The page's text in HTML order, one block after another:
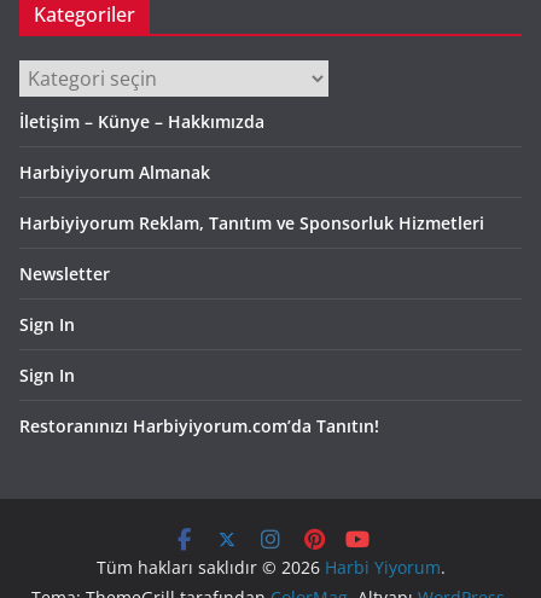
Kategoriler
Kategoriler
İletişim – Künye – Hakkımızda
Harbiyiyorum Almanak
Harbiyiyorum Reklam, Tanıtım ve Sponsorluk Hizmetleri
Newsletter
Sign In
Sign In
Restoranınızı Harbiyiyorum.com’da Tanıtın!
Tüm hakları saklıdır © 2026 Harbi Yiyorum.